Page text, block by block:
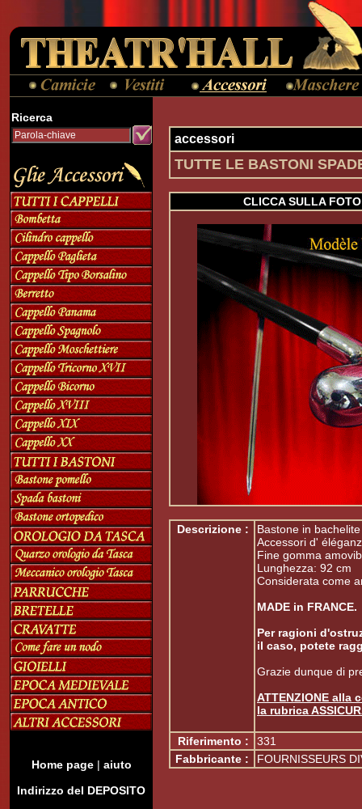
Ricerca
Home page| aiuto
Indirizzo del DEPOSITO
accessori
TUTTE LE BASTONI
CLICCA SULLA FOTO
Descrizione :
Bastone in
Accessori d'
Fine gomma
Lunghezza: 92 cm
Considerata come
MADE in FRANCE.
Per ragioni
il caso, potete
Grazie dunque di
ATTENZIONE alla
la rubrica
Riferimento :
331
Fabbricante :
FOURNISSEURS